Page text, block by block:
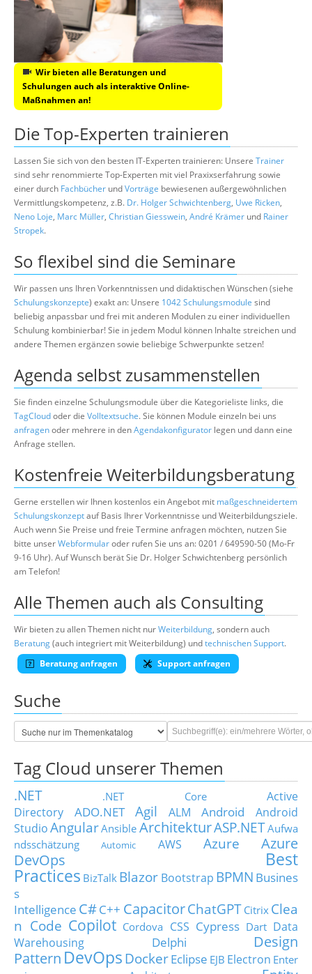
Wir bieten alle Beratungen und
Schulungen auch als interaktive Online-
Maßnahmen an!
Die Top-Experten trainieren
Lassen Sie sich von den besten IT-Experten trainieren: Unsere Trainer
sind sehr renommierte Top-Experten mit viel Praxixserfahrung sowie
einer durch Fachbücher undVorträge bewiesenen außergewöhnlichen
Vermittlungskompetenz, z.B. Dr. Holger Schwichtenberg, Uwe Ricken,
Neno Loje, Marc Müller, Christian Giesswein, André Krämer und Rainer
Stropek.
So flexibel sind die Seminare
Wir passen uns Ihren Vorkenntnissen und didaktischen Wünschen (siehe
Schulungskonzepte) exakt an: Unsere 1042 Schulungsmodule sind
beliebig anpassbar und frei mit anderen Modulen zu einer individuellen
Schulung kombinierbar! Sie in jedem Modul können Inhalte streichen und
andere Themen ergänzen sowie beliebige Schwerpunkte setzen!
Agenda selbst zusammenstellen
Sie finden einzelne Schulungsmodule über die Kategorieliste links, die
TagCloudoder die Volltextsuche. Sie können Module einzeln bei uns
anfragenoder mehrere in denAgendakonfigurator legen und dann eine
Anfrage stellen.
Kostenfreie Weiterbildungsberatung
Gerne erstellen wir Ihnen kostenlos ein Angebot mit maßgeschneidertem
Schulungskonzeptauf Basis Ihrer Vorkenntnisse und Weiterbildungsziele.
Auch wenn Sie Preise und freie Termine anfragen möchten, nutzen Sie
bitte unserWebformularoder rufen Sie uns an: 0201 / 649590-50 (Mo-Fr
9-16 Uhr). Auf Wunsch berät Sie Dr. Holger Schwichtenberg persönlich
am Telefon!
Alle Themen auch als Consulting
Wir bieten zu allen Themen nicht nurWeiterbildung, sondern auch
Beratung(auch integriert mit Weiterbildung) undtechnischen Support.
Beratung anfragen
Support anfragen
Suche
Tag Cloud unserer Themen
.NET .NET Core
Active
Directory
ADO.NET Agil ALM Android
Android
StudioAngularAnsible ArchitekturASP.NETAufwa
ndsschätzung
Automic AWS Azure
Azure
DevOps
Best
Practices BizTalk Blazor Bootstrap BPMN Busines
s
Intelligence C#C++ CapacitorChatGPT Citrix Clea
n Code Copilot Cordova CSS Cypress Dart Data
Warehousing
Delphi
Design
Pattern DevOps DockerEclipse EJB Electron Enter